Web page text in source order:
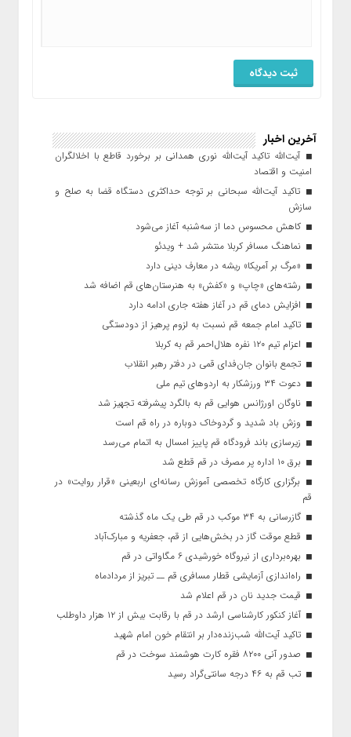
آخرین اخبار
آیت‌الله تاکید آیت‌الله نوری همدانی بر برخورد قاطع با اخلالگران
امنیت و اقتصاد
تاکید آیت‌الله‌ سبحانی بر توجه حداکثری دستگاه قضا به صلح و
سازش
کاهش محسوس دما از سه‌شنبه آغاز می‌شود
نماهنگ مسافر کربلا منتشر شد + ویدئو
«مرگ بر آمریکا» ریشه در معارف دینی دارد
رشته‌های «چاپ» و «کفش» به هنرستان‌های قم اضافه شد
افزایش دمای قم در آغاز هفته جاری ادامه دارد
تاکید امام جمعه قم نسبت به لزوم پرهیز از دودستگی
اعزام تیم ۱۲۰ نفره هلال‌احمر قم به کربلا
تجمع بانوان جان‌فدای قمی در دفتر رهبر انقلاب
دعوت ۳۴ ورزشکار به اردوهای تیم ملی
ناوگان اورژانس هوایی قم به بالگرد پیشرفته تجهیز شد
وزش باد شدید و گردوخاک دوباره در راه قم است
زیرسازی باند فرودگاه قم پاییز امسال به اتمام می‌رسد
برق ۱۰ اداره پر مصرف در قم قطع شد
برگزاری کارگاه تخصصی آموزش رسانه‌ای اربعینی «قرار روایت» در
قم
گازرسانی به ۳۴ موکب در قم طی یک ماه گذشته
قطع موقت گاز در بخش‌هایی از قم، جعفریه و مبارک‌آباد
بهره‌برداری از نیروگاه خورشیدی ۶ مگاواتی در قم
راه‌اندازی آزمایشی قطار مسافری قم ــ تبریز از مردادماه
قیمت جدید نان در قم اعلام شد
آغاز کنکور کارشناسی ارشد در قم با رقابت بیش از ۱۲ هزار داوطلب
تاکید آیت‌الله شب‌زنده‌دار بر انتقام خون امام شهید
صدور آنی ۸۲۰۰ فقره کارت هوشمند سوخت در قم
تب قم به ۴۶ درجه سانتی‌گراد رسید